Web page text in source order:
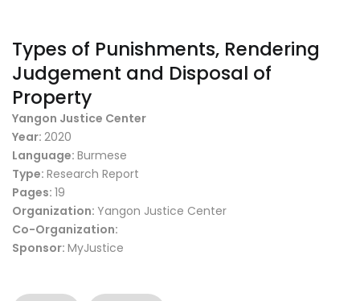
Types of Punishments, Rendering
Judgement and Disposal of
Property
Yangon Justice Center
Year: 2020
Language: Burmese
Type: Research Report
Pages: 19
Organization: Yangon Justice Center
Co-Organization:
Sponsor: MyJustice